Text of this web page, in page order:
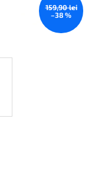
159,90 lei
–38 %